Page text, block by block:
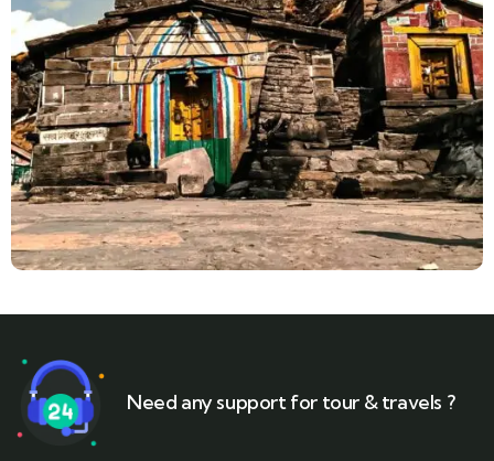
Need any support for tour & travels ?